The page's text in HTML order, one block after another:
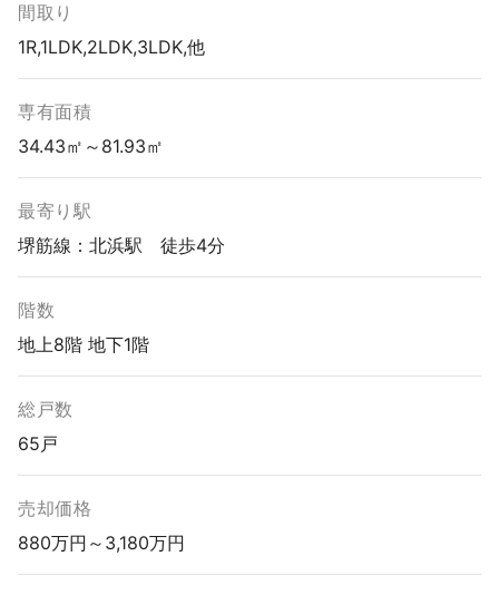
間取り
1R,1LDK,2LDK,3LDK,他
専有面積
34.43㎡～81.93㎡
最寄り駅
堺筋線：北浜駅 徒歩4分
階数
地上8階 地下1階
総戸数
65戸
売却価格
880万円～3,180万円